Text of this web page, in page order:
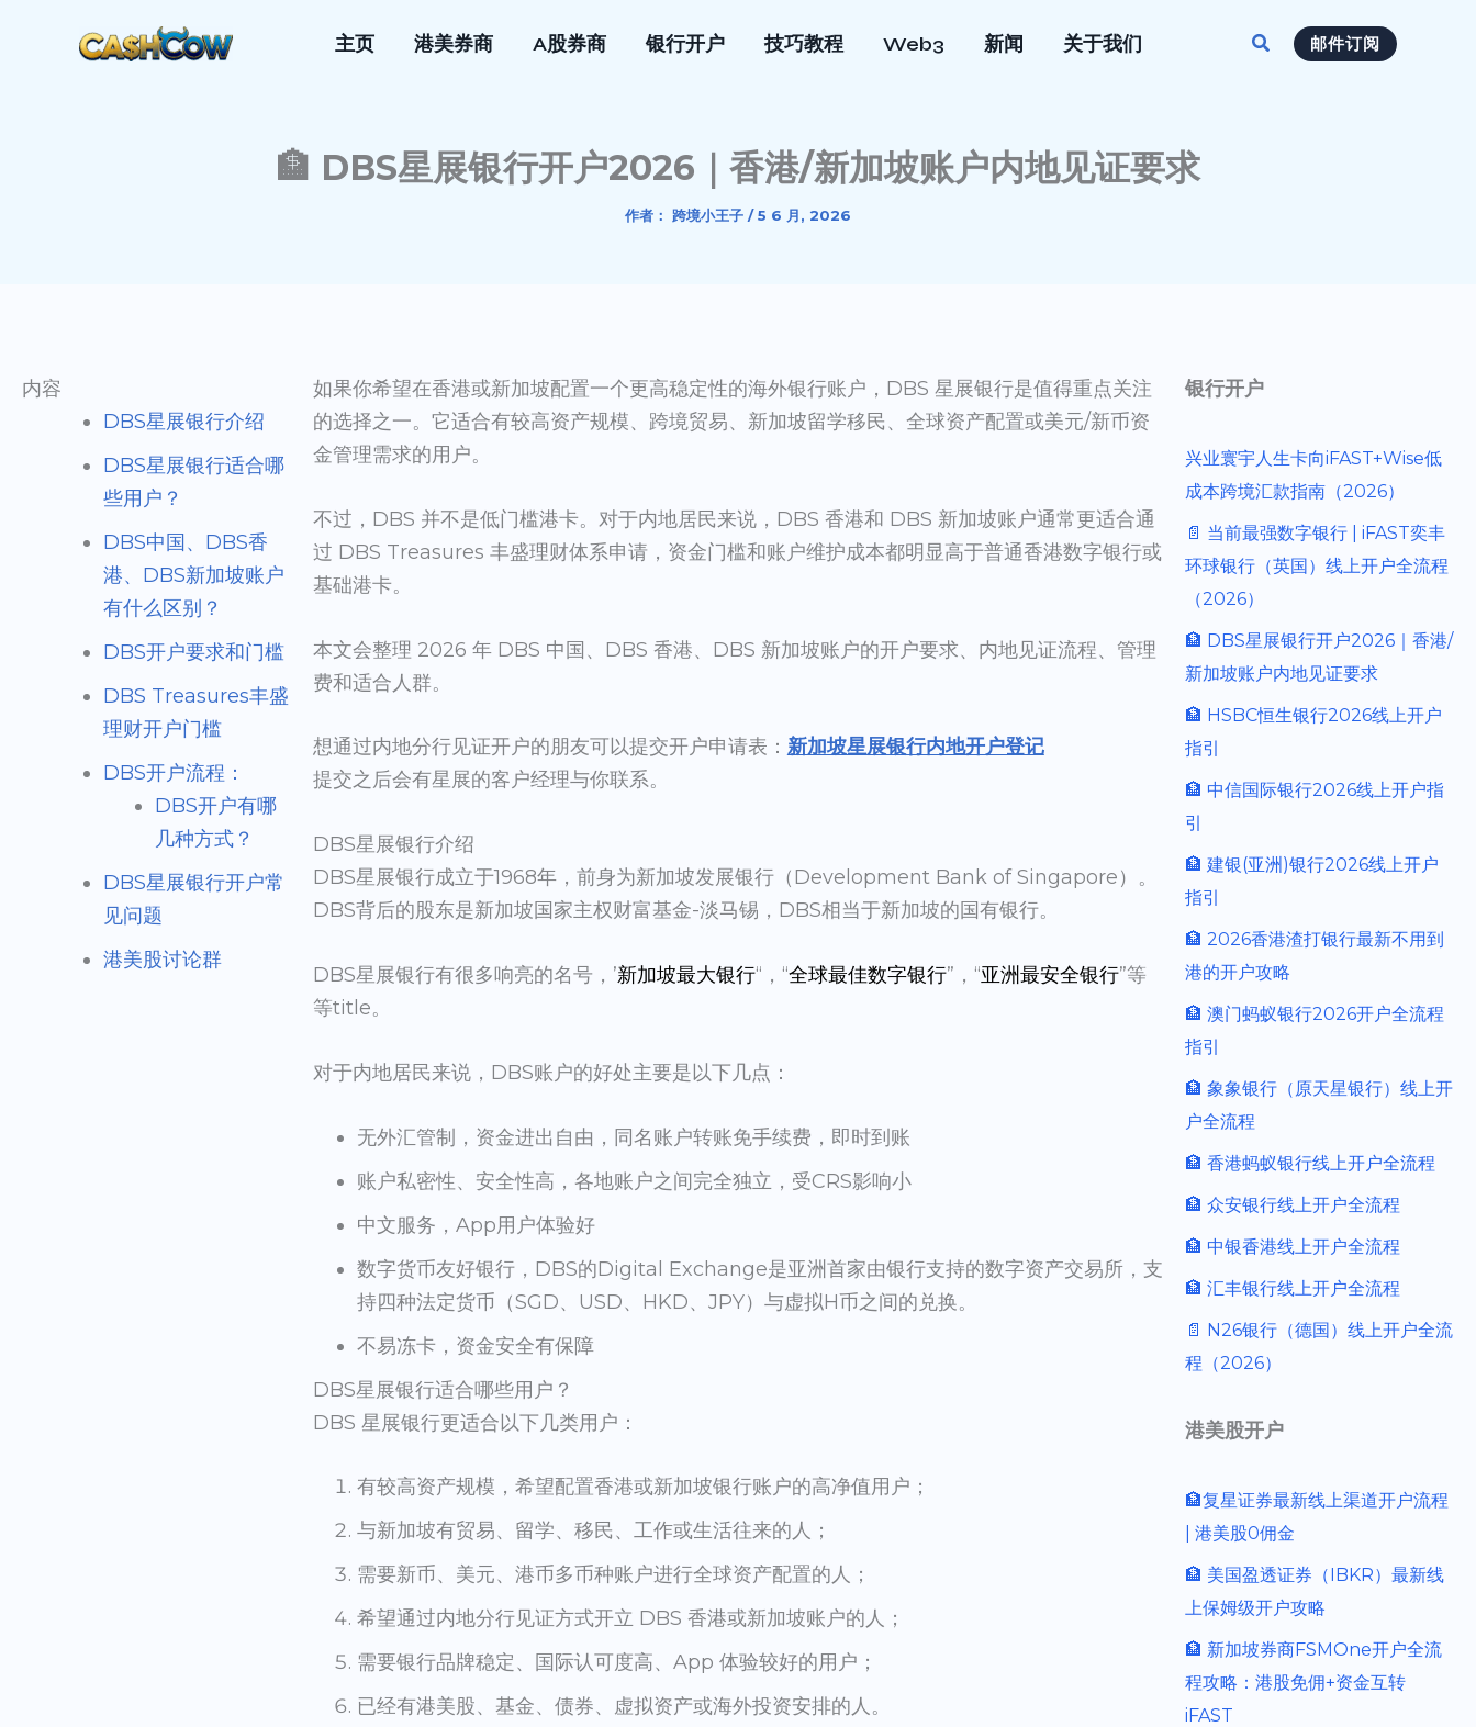
主页 港美券商 A股券商 银行开户 技巧教程 Web3 新闻 关于我们
搜
邮件订阅
🏦 DBS星展银行开户2026｜香港/新加坡账户内地见证要求
作者： 跨境小王子 /5 6 月, 2026
内容
DBS星展银行介绍
DBS星展银行适合哪
些用户？
DBS中国、DBS香
港、DBS新加坡账户
有什么区别？
DBS开户要求和门槛
DBS Treasures丰盛
理财开户门槛
DBS开户流程：
DBS开户有哪
几种方式？
DBS星展银行开户常
见问题
港美股讨论群
如果你希望在香港或新加坡配置一个更高稳定性的海外银行账户，DBS 星展银行是值得重点关注
的选择之一。它适合有较高资产规模、跨境贸易、新加坡留学移民、全球资产配置或美元/新币资
金管理需求的用户。
不过，DBS 并不是低门槛港卡。对于内地居民来说，DBS 香港和 DBS 新加坡账户通常更适合通
过 DBS Treasures 丰盛理财体系申请，资金门槛和账户维护成本都明显高于普通香港数字银行或
基础港卡。
本文会整理 2026 年 DBS 中国、DBS 香港、DBS 新加坡账户的开户要求、内地见证流程、管理
费和适合人群。
想通过内地分行见证开户的朋友可以提交开户申请表： 新加坡星展银行内地开户登记
提交之后会有星展的客户经理与你联系。
DBS星展银行介绍
DBS星展银行成立于1968年，前身为新加坡发展银行（Development Bank of Singapore）。
DBS背后的股东是新加坡国家主权财富基金-淡马锡，DBS相当于新加坡的国有银行。
DBS星展银行有很多响亮的名号，’新加坡最大银行“，“全球最佳数字银行”，“亚洲最安全银行”等
等title。
对于内地居民来说，DBS账户的好处主要是以下几点：
无外汇管制，资金进出自由，同名账户转账免手续费，即时到账
账户私密性、安全性高，各地账户之间完全独立，受CRS影响小
中文服务，App用户体验好
数字货币友好银行，DBS的Digital Exchange是亚洲首家由银行支持的数字资产交易所，支
持四种法定货币（SGD、USD、HKD、JPY）与虚拟H币之间的兑换。
不易冻卡，资金安全有保障
DBS星展银行适合哪些用户？
DBS 星展银行更适合以下几类用户：
有较高资产规模，希望配置香港或新加坡银行账户的高净值用户；
与新加坡有贸易、留学、移民、工作或生活往来的人；
需要新币、美元、港币多币种账户进行全球资产配置的人；
希望通过内地分行见证方式开立 DBS 香港或新加坡账户的人；
需要银行品牌稳定、国际认可度高、App 体验较好的用户；
已经有港美股、基金、债券、虚拟资产或海外投资安排的人。
银行开户
兴业寰宇人生卡向iFAST+Wise低
成本跨境汇款指南（2026）
📄 当前最强数字银行 | iFAST奕丰
环球银行（英国）线上开户全流程
（2026）
🏦 DBS星展银行开户2026｜香港/
新加坡账户内地见证要求
🏦 HSBC恒生银行2026线上开户
指引
🏦 中信国际银行2026线上开户指
引
🏦 建银(亚洲)银行2026线上开户
指引
🏦 2026香港渣打银行最新不用到
港的开户攻略
🏦 澳门蚂蚁银行2026开户全流程
指引
🏦 象象银行（原天星银行）线上开
户全流程
🏦 香港蚂蚁银行线上开户全流程
🏦 众安银行线上开户全流程
🏦 中银香港线上开户全流程
🏦 汇丰银行线上开户全流程
📄 N26银行（德国）线上开户全流
程（2026）
港美股开户
🏦复星证券最新线上渠道开户流程
| 港美股0佣金
🏦 美国盈透证券（IBKR）最新线
上保姆级开户攻略
🏦 新加坡券商FSMOne开户全流
程攻略：港股免佣+资金互转
iFAST